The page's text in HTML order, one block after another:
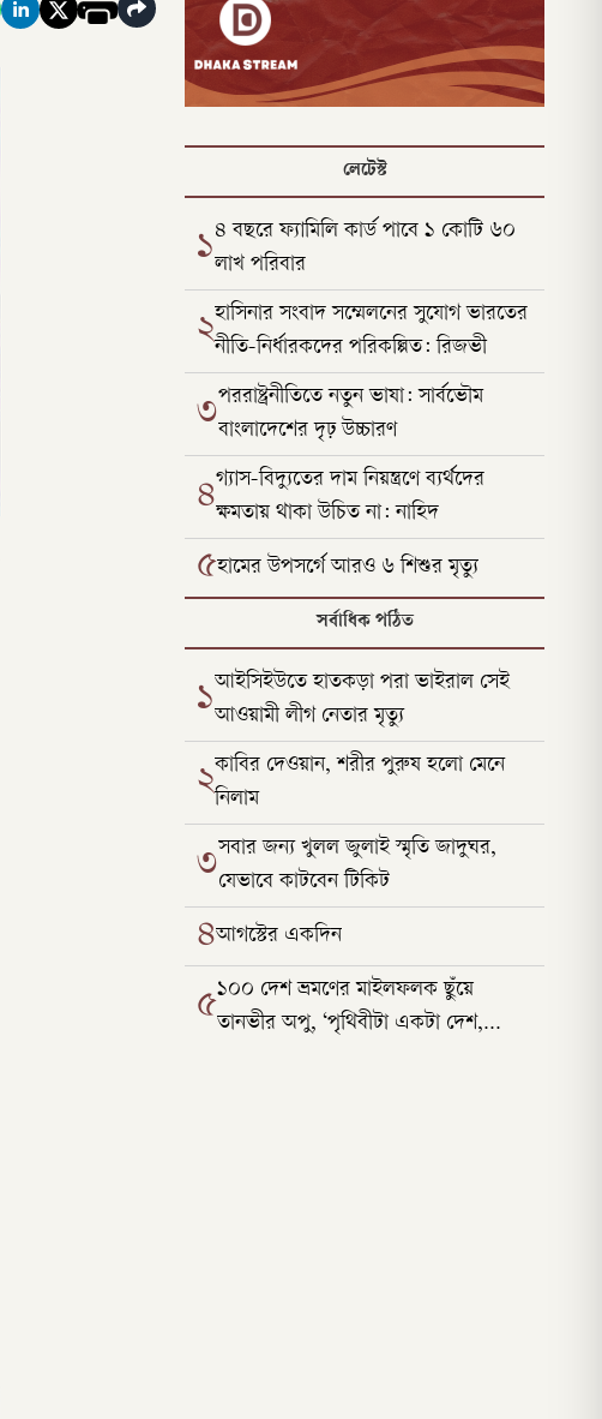
লেটেস্ট
১৪ বছরে ফ্যামিলি কার্ড পাবে ১ কোটি ৬০
লাখ পরিবার
২হাসিনার সংবাদ সম্মেলনের সুযোগ ভারতের
নীতি-নির্ধারকদের পরিকল্পিত: রিজভী
৩পররাষ্ট্রনীতিতে নতুন ভাষা: সার্বভৌম
বাংলাদেশের দৃঢ় উচ্চারণ
৪গ্যাস-বিদ্যুতের দাম নিয়ন্ত্রণে ব্যর্থদের
ক্ষমতায় থাকা উচিত না: নাহিদ
৫হামের উপসর্গে আরও ৬ শিশুর মৃত্যু
সর্বাধিক পঠিত
১আইসিইউতে হাতকড়া পরা ভাইরাল সেই
আওয়ামী লীগ নেতার মৃত্যু
২কাবির দেওয়ান, শরীর পুরুষ হলো মেনে
নিলাম
৩সবার জন্য খুলল জুলাই স্মৃতি জাদুঘর,
যেভাবে কাটবেন টিকিট
৪আগস্টের একদিন
৫১০০ দেশ ভ্রমণের মাইলফলক ছুঁয়ে
তানভীর অপু, ‘পৃথিবীটা একটা দেশ,